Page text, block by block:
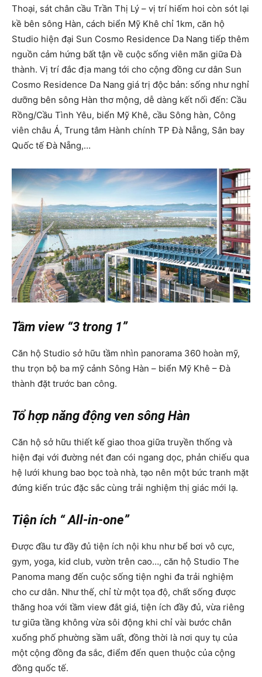
Thoại, sát chân cầu Trần Thị Lý – vị trí hiếm hoi còn sót lại
kề bên sông Hàn, cách biển Mỹ Khê chỉ 1km, căn hộ
Studio hiện đại Sun Cosmo Residence Da Nang tiếp thêm
nguồn cảm hứng bất tận về cuộc sống viên mãn giữa Đà
thành. Vị trí đắc địa mang tới cho cộng đồng cư dân Sun
Cosmo Residence Da Nang giá trị độc bản: sống như nghỉ
dưỡng bên sông Hàn thơ mộng, dễ dàng kết nối đến: Cầu
Rồng/Cầu Tình Yêu, biển Mỹ Khê, cầu Sông hàn, Công
viên châu Á, Trung tâm Hành chính TP Đà Nẵng, Sân bay
Quốc tế Đà Nẵng,…
Tầm view “3 trong 1”
Căn hộ Studio sở hữu tầm nhìn panorama 360 hoàn mỹ,
thu trọn bộ ba mỹ cảnh Sông Hàn – biển Mỹ Khê – Đà
thành đặt trước ban công.
Tổ hợp năng động ven sông Hàn
Căn hộ sở hữu thiết kế giao thoa giữa truyền thống và
hiện đại với đường nét đan cói ngang dọc, phản chiếu qua
hệ lưới khung bao bọc toà nhà, tạo nên một bức tranh mặt
đứng kiến trúc đặc sắc cùng trải nghiệm thị giác mới lạ.
Tiện ích “ All-in-one”
Được đầu tư đầy đủ tiện ích nội khu như bể bơi vô cực,
gym, yoga, kid club, vườn trên cao…, căn hộ Studio The
Panoma mang đến cuộc sống tiện nghi đa trải nghiệm
cho cư dân. Như thế, chỉ từ một tọa độ, chất sống được
thăng hoa với tầm view đắt giá, tiện ích đầy đủ, vừa riêng
tư giữa tầng không vừa sôi động khi chỉ vài bước chân
xuống phố phường sầm uất, đồng thời là nơi quy tụ của
một cộng đồng đa sắc, điểm đến quen thuộc của cộng
đồng quốc tế.